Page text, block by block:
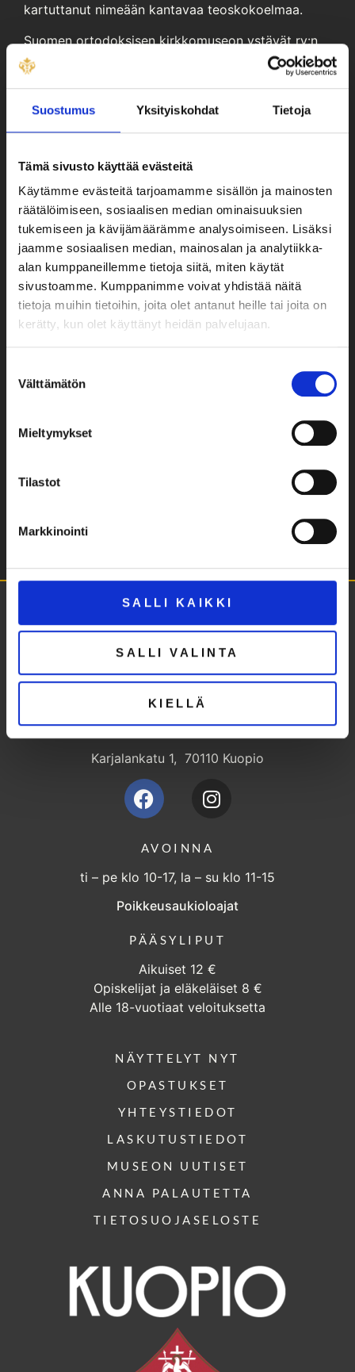
Suostumus Yksityiskohdat Tietoja
Tämä sivusto käyttää evästeitä
Käytämme evästeitä tarjoamamme sisällön ja mainosten
räätälöimiseen, sosiaalisen median ominaisuuksien
tukemiseen ja kävijämäärämme analysoimiseen. Lisäksi
jaamme sosiaalisen median, mainosalan ja analytiikka-
alan kumppaneillemme tietoja siitä, miten käytät
sivustoamme. Kumppanimme voivat yhdistää näitä
tietoja muihin tietoihin, joita olet antanut heille tai joita on
kerätty, kun olet käyttänyt heidän palvelujaan.
valinta
Välttämätön
Mieltymykset
Tilastot
Markkinointi
SALLI KAIKKI
SALLI VALINTA
KIELLÄ
kartuttanut nimeään kantavaa teoskokoelmaa.
Suomen ortodoksisen kirkkomuseon ystävät ry:n
jäsenet osallistuvat Riisan näyttelyjen avajaisiin,
kuulevat ystäväilloissa mielenkiintoisia luentoja ja
matkoihin.
Yhteystiedot:
Mika Hyttinen, Suomen ortodoksisen
kirkkomuseon ystävät r.y:n sihteeri
mikam.hyttinen@gmail.com
muassa Italian ortodoksien keskuspyhäkössä, eli
Pyhän Georgios Voittajan katedraalissa
Karjalankatu 1, 70110 Kuopio
AVOINNA
ti – pe klo 10-17, la – su klo 11-15
Poikkeusaukioloajat
PÄÄSYLIPUT
Aikuiset 12 €
Opiskelijat ja eläkeläiset 8 €
Alle 18-vuotiaat veloituksetta
NÄYTTELYT NYT
OPASTUKSET
YHTEYSTIEDOT
LASKUTUSTIEDOT
MUSEON UUTISET
ANNA PALAUTETTA
TIETOSUOJASELOSTE